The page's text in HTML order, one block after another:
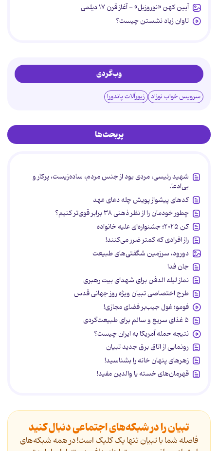
آیین کهن «نوروزبل» - آغاز قرن ۱۷ دیلمی
تاوان زیاد نشستن چیست؟
وب‌گردی
سرویس خواب نوزاد زیورآلات پاندورا
پربحث‌ها
شهید رئیسی، مردی بود از جنس مردم، ساده‌زیست، پرکار و
بی‌ادعا.
کدهای پیشواز پویش چله دعای عهد
چطور خودمان را از نظر ذهنی ۳۸ برابر قوی‌تر کنیم؟
کن ۲۰۲۵؛ جشنواره‌ای علیه خانواده
راز افرادی که کمتر ضرر می‌کنند!
دورود، سرزمین شگفتی‌های طبیعت
جان فدا
نماز لیله الدفن برای شهدای بیت رهبری
طرح اختصاصی تبیان ویژه روز جهانی قدس
فومو؛ غول جیب‌بر فضای مجازی!
۵ غذای سریع و سالم برای طبیعت‌گردی
نتیجه حمله آمریکا به ایران چیست؟
رونمایی از اتاق برق جدید تبیان
زهرهای پنهان خانه را بشناسید!
قهرمان‌های خسته یا والدین مفید!
تبیان را در شبکه‌های اجتماعی دنبال کنید
فاصله شما با تبیان تنها یک کلیک است! در همه شبکه‌های